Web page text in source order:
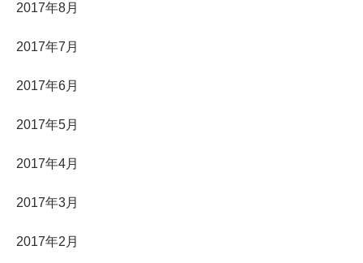
2017年8月
2017年7月
2017年6月
2017年5月
2017年4月
2017年3月
2017年2月